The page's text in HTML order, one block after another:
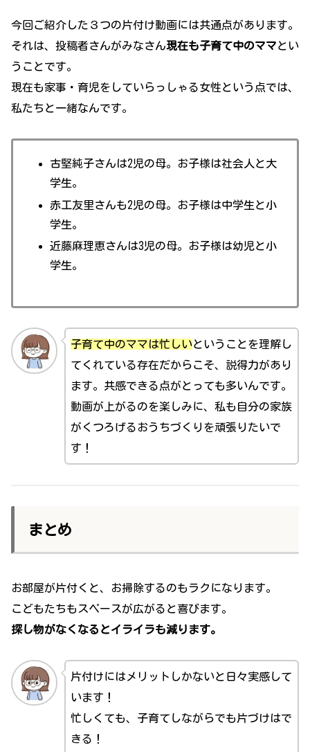
今回ご紹介した３つの片付け動画には共通点があります。
それは、投稿者さんがみなさん現在も子育て中のママとい
うことです。
現在も家事・育児をしていらっしゃる女性という点では、
私たちと一緒なんです。
古堅純子さんは2児の母。お子様は社会人と大
学生。
赤工友里さんも2児の母。お子様は中学生と小
学生。
近藤麻理恵さんは3児の母。お子様は幼児と小
学生。
子育て中のママは忙しいということを理解し
てくれている存在だからこそ、説得力があり
ます。共感できる点がとっても多いんです。
動画が上がるのを楽しみに、私も自分の家族
がくつろげるおうちづくりを頑張りたいで
す！
まとめ
お部屋が片付くと、お掃除するのもラクになります。
こどもたちもスペースが広がると喜びます。
探し物がなくなるとイライラも減ります。
片付けにはメリットしかないと日々実感して
います！
忙しくても、子育てしながらでも片づけはで
きる！